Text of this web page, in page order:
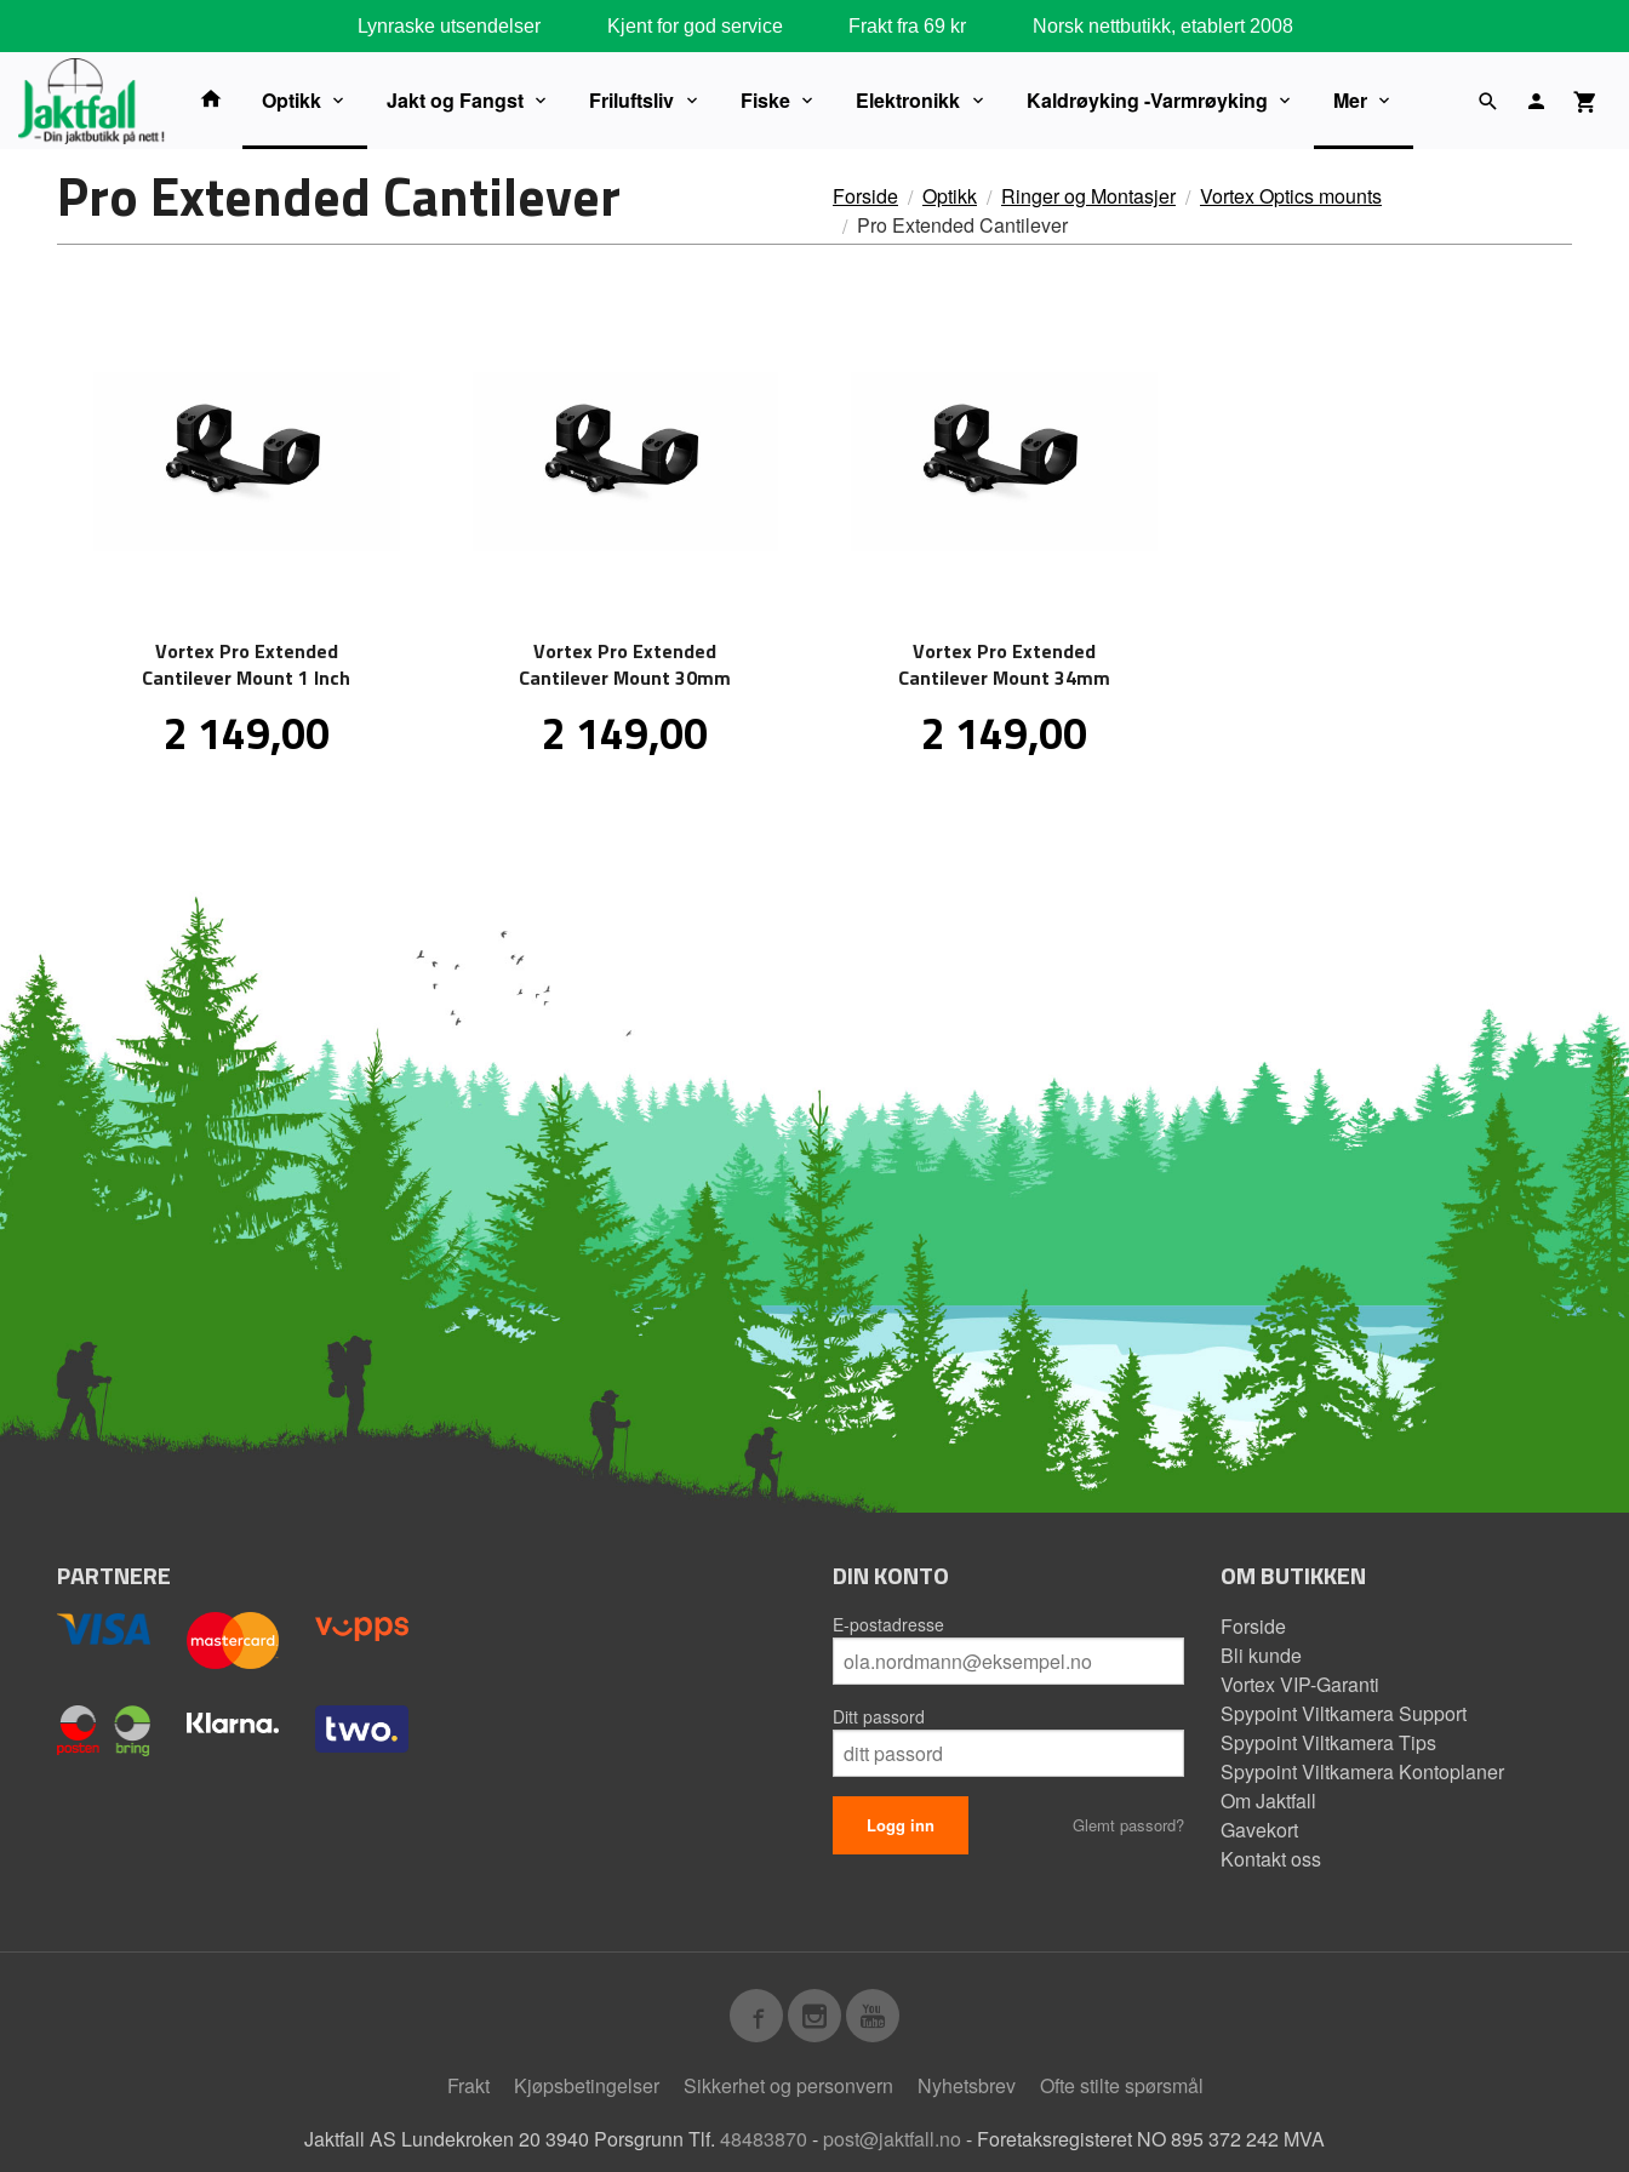
innholdet
Lynraske utsendelser Kjent for god service Frakt fra 69 kr Norsk nettbutikk, etablert 2008
Optikk Jakt og Fangst Friluftsliv Fiske Elektronikk Kaldrøyking -Varmrøyking Mer
Forside Optikk Ringer og Montasjer
Vortex Optics mounts
Pro Extended Cantilever
Pro Extended Cantilever
Vortex Pro Extended
Cantilever Mount 1 Inch
Pris
2 149,00mva.
Vortex Pro Extended
Cantilever Mount 30mm
Pris
2 149,00
Vortex Pro Extended
Cantilever Mount 34mm
Pris
2 149,00mva.
PARTNERE DIN KONTO
E-postadresse
Ditt passord
Glemt passord?
OM BUTIKKEN
Forside
Bli kunde
Vortex VIP-Garanti
Spypoint Viltkamera Support
Spypoint Viltkamera Tips
Spypoint Viltkamera Kontoplaner
Om Jaktfall
Gavekort
Kontakt oss
Frakt Kjøpsbetingelser Sikkerhet og personvern Nyhetsbrev
Ofte stilte spørsmål
Jaktfall AS Lundekroken 20 3940 Porsgrunn Tlf. 48483870 - post@jaktfall.no - Foretaksregisteret NO 895 372 242 MVA